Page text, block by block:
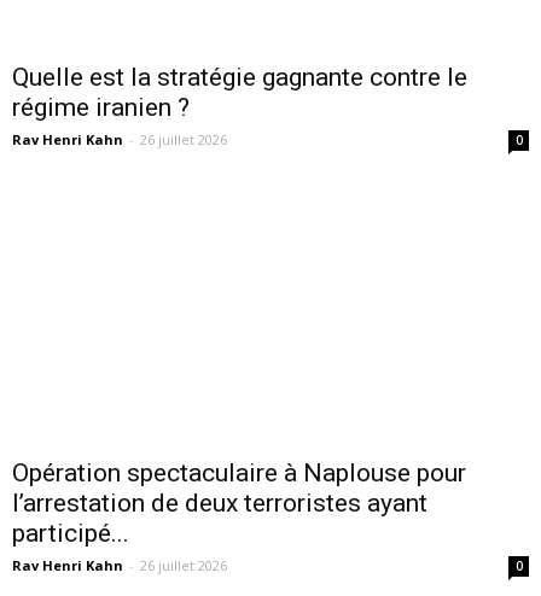
Quelle est la stratégie gagnante contre le
régime iranien ?
Rav Henri Kahn - 26 juillet 2026 0
Opération spectaculaire à Naplouse pour
l’arrestation de deux terroristes ayant
participé...
Rav Henri Kahn - 26 juillet 2026 0